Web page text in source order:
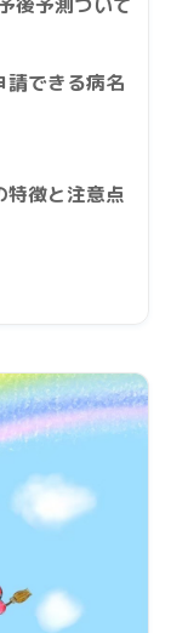
請できる病名
特徴と注意点